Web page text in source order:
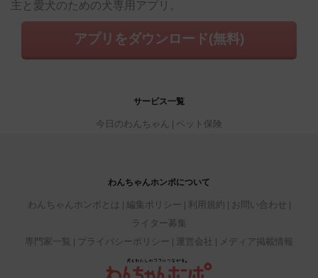
主と愛犬のための犬専用アプリ。
アプリをダウンロード(無料)
サービス一覧
今日のわんちゃん ペット保険
わんちゃんホンポについて
わんちゃんホンポとは 編集ポリシー 利用規約
お問い合わせ
ライター募集
専門家一覧
プライバシーポリシー 運営会社 メディア掲載情報